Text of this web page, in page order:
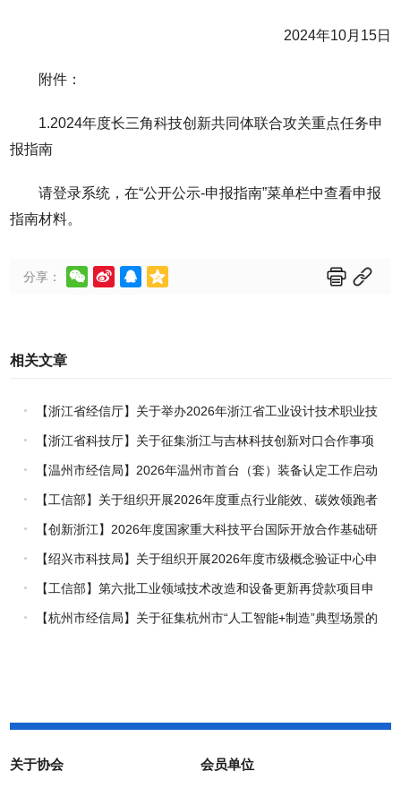
2024年10月15日
附件：
1.2024年度长三角科技创新共同体联合攻关重点任务申
报指南
请登录系统，在“公开公示-申报指南”菜单栏中查看申报
指南材料。
分享：      
相关文章
【浙江省经信厅】关于举办2026年浙江省工业设计技术职业技
能竞赛的通知
【浙江省科技厅】关于征集浙江与吉林科技创新对口合作事项
的通知【温州市经信局】2026年温州市首台（套）装备认定工作启动
【工信部】关于组织开展2026年度重点行业能效、碳效领跑者
企业推荐工作的通知
【创新浙江】2026年度国家重大科技平台国际开放合作基础研
究专项（试点）项目指南
【绍兴市科技局】关于组织开展2026年度市级概念验证中心申
报工作的通知
【工信部】第六批工业领域技术改造和设备更新再贷款项目申
报工作启动
【杭州市经信局】关于征集杭州市“人工智能+制造”典型场景的
关于协会 会员单位